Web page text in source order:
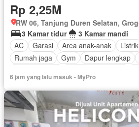
Rp 2,25M
3 Kamar tidur
3 Kamar mandi
AC
Garasi Area anak-anak Listrik
Rumah jaga
Gym Dapur lengkap
Berperabot lengkap
6 jam yang lalu masuk - MyPro